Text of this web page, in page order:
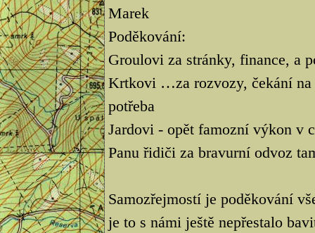
Marek
Poděkování:
Groulovi za stránky, finance, a
Krtkovi …za rozvozy, čekání na
potřeba
Jardovi - opět famozní výkon v
Panu řidiči za bravurní odvoz
Samozřejmostí je poděkování
je to s námi ještě nepřestalo